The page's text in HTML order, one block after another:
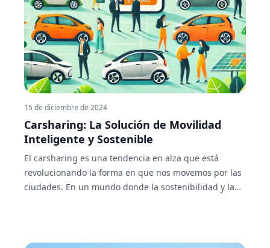
15 de diciembre de 2024
Carsharing: La Solución de Movilidad
Inteligente y Sostenible
El carsharing es una tendencia en alza que está
revolucionando la forma en que nos movemos por las
ciudades. En un mundo donde la sostenibilidad y la
En este post, exploraremos qué es el carsharing, sus